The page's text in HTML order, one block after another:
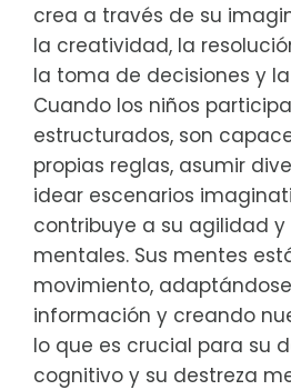
crea a través de su
la creatividad, la
la toma de decisiones y
Cuando los niños
estructurados, son
propias reglas, asumir
idear escenarios
contribuye a su agilidad y
mentales. Sus mentes
movimiento,
información y creando
lo que es crucial para su
cognitivo y su destreza